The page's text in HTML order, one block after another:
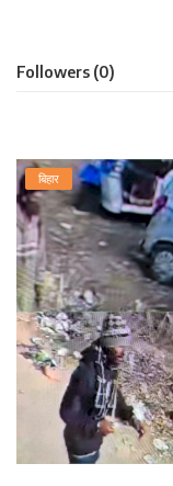
Followers (0)
बिहार